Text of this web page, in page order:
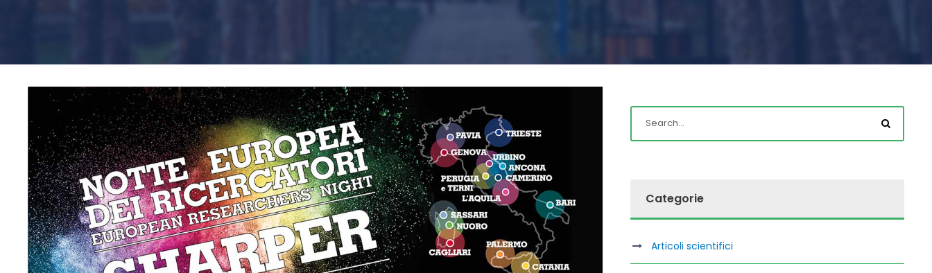
Categorie
Articoli scientifici